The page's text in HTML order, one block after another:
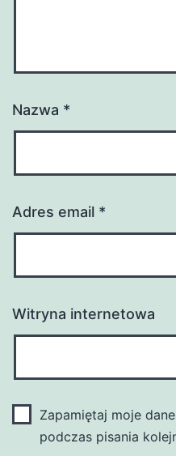
Nazwa *
Adres email *
Witryna internetowa
Zapamiętaj moje
podczas pisania